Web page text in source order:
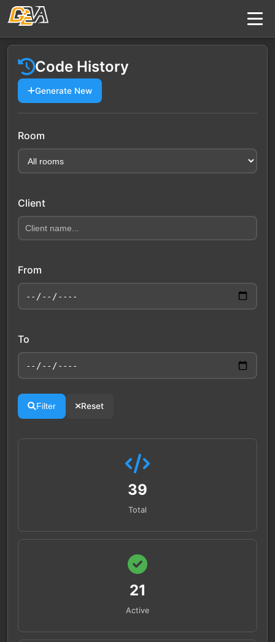
Code History
Generate New
Room
Client
From
To
Filter Reset
39
Total
21
Active